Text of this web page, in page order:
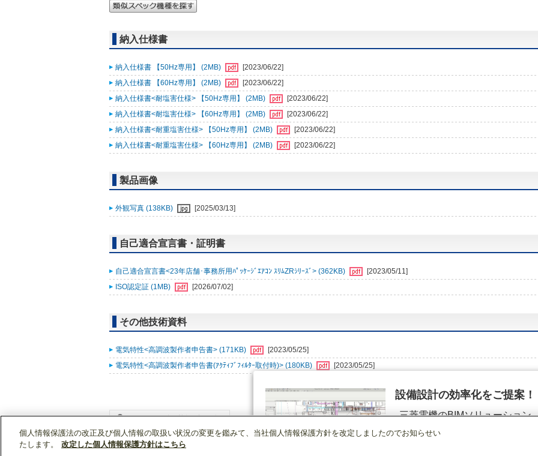
納入仕様書
納入仕様書 【50Hz専用】 (2MB)
[2023/06/22]
納入仕様書 【60Hz専用】 (2MB)
[2023/06/22]
納入仕様書<耐塩害仕様> 【50Hz専用】 (2MB)
[2023/06/22]
納入仕様書<耐塩害仕様> 【60Hz専用】 (2MB)
[2023/06/22]
納入仕様書<耐重塩害仕様> 【50Hz専用】 (2MB)
[2023/06/22]
納入仕様書<耐重塩害仕様> 【60Hz専用】 (2MB)
[2023/06/22]
製品画像
外観写真 (138KB) [2025/03/13]
自己適合宣言書・証明書
自己適合宣言書<23年店舗･事務所用ﾊﾟｯｹｰｼﾞｴｱｺﾝ ｽﾘﾑZRｼﾘｰｽﾞ> (362KB)
[2023/05/11]
ISO認定証 (1MB)
[2026/07/02]
その他技術資料
電気特性<高調波製作者申告書> (171KB)
[2023/05/25]
電気特性<高調波製作者申告書(ｱｸﾃｨﾌﾞﾌｨﾙﾀｰ取付時)> (180KB)
[2023/05/25]
WIN2Kトップ 製品情報
設備設計の効率化をご提案！
三菱電機のBIMソリューション
（空調.換気.照明）
個人情報保護法の改正及び個人情報の取扱い状況の変更を鑑みて、当社個人情報保護方針を改定しましたのでお知らせい
たします。
改定した個人情報保護方針はこちら